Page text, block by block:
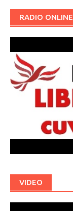
RADIO ONLINE
VIDEO